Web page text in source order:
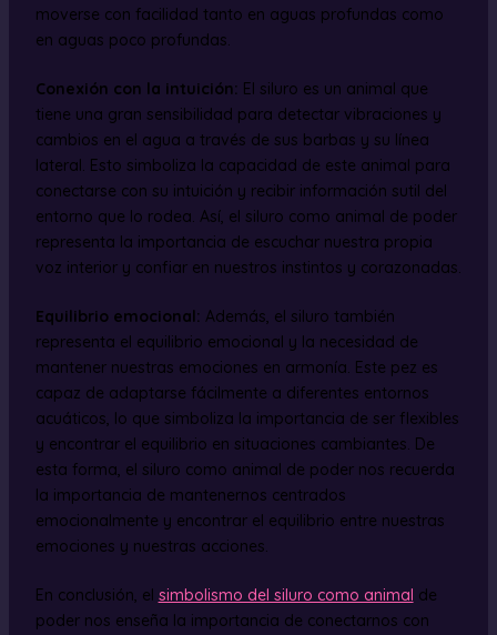
moverse con facilidad tanto en aguas profundas como
en aguas poco profundas.
Conexión con la intuición: El siluro es un animal que
tiene una gran sensibilidad para detectar vibraciones y
cambios en el agua a través de sus barbas y su línea
lateral. Esto simboliza la capacidad de este animal para
conectarse con su intuición y recibir información sutil del
entorno que lo rodea. Así, el siluro como animal de poder
representa la importancia de escuchar nuestra propia
voz interior y confiar en nuestros instintos y corazonadas.
Equilibrio emocional: Además, el siluro también
representa el equilibrio emocional y la necesidad de
mantener nuestras emociones en armonía. Este pez es
capaz de adaptarse fácilmente a diferentes entornos
acuáticos, lo que simboliza la importancia de ser flexibles
y encontrar el equilibrio en situaciones cambiantes. De
esta forma, el siluro como animal de poder nos recuerda
la importancia de mantenernos centrados
emocionalmente y encontrar el equilibrio entre nuestras
emociones y nuestras acciones.
En conclusión, el simbolismo del siluro como animal de
poder nos enseña la importancia de conectarnos con